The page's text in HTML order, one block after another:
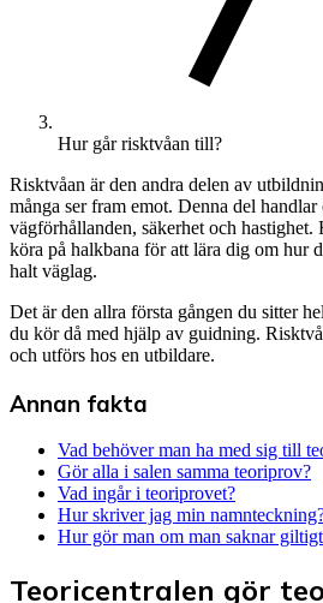
Hur går risktvåan till?
Risktvåan är den andra delen av
många ser fram emot. Denna del
vägförhållanden, säkerhet och hastighet.
köra på halkbana för att lära dig om hur
halt väglag.
Det är den allra första gången du sitter
du kör då med hjälp av guidning.
och utförs hos en utbildare.
Annan fakta
Vad behöver man ha med sig till
Gör alla i salen samma teoriprov?
Vad ingår i teoriprovet?
Hur skriver jag min
Hur gör man om man saknar
Teoricentralen gör